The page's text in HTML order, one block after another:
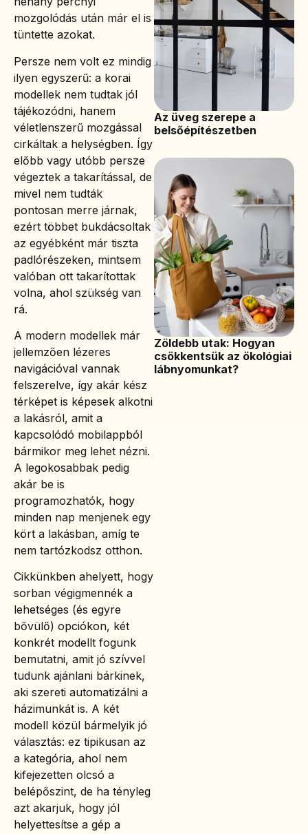
mozgolódás után már el is
tüntette azokat.
Persze nem volt ez mindig
ilyen egyszerű: a korai
modellek nem tudtak jól
tájékozódni, hanem
véletlenszerű mozgással
cirkáltak a helységben. Így
előbb vagy utóbb persze
végeztek a takarítással, de
mivel nem tudták
pontosan merre járnak,
ezért többet bukdácsoltak
az egyébként már tiszta
padlórészeken, mintsem
valóban ott takarítottak
volna, ahol szükség van
rá.
A modern modellek már
jellemzően lézeres
navigációval vannak
felszerelve, így akár kész
térképet is képesek alkotni
a lakásról, amit a
kapcsolódó mobilappból
bármikor meg lehet nézni.
A legokosabbak pedig
akár be is
programozhatók, hogy
minden nap menjenek egy
kört a lakásban, amíg te
nem tartózkodsz otthon.
Cikkünkben ahelyett, hogy
sorban végigmennék a
lehetséges (és egyre
bővülő) opciókon, két
konkrét modellt fogunk
bemutatni, amit jó szívvel
tudunk ajánlani bárkinek,
aki szereti automatizálni a
házimunkát is. A két
modell közül bármelyik jó
választás: ez tipikusan az
a kategória, ahol nem
kifejezetten olcsó a
belépőszint, de ha tényleg
azt akarjuk, hogy jól
helyettesítse a gép a
Az üveg szerepe a
belsőépítészetben
Zöldebb utak: Hogyan
csökkentsük az ökológiai
lábnyomunkat?